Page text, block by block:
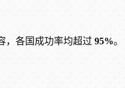
，各国成功率均超过 95%。